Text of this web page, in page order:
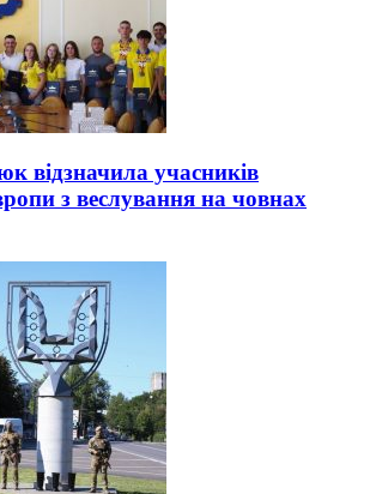
відзначила учасників
з веслування на човнах